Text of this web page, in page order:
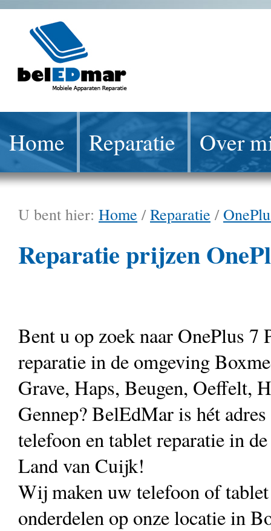
Home Reparatie Over
U bent hier: Home /Reparatie /
Reparatie prijzen
Bent u op zoek naar OnePlus 7
reparatie in de omgeving
Grave, Haps, Beugen, Oeffelt,
Gennep? BelEdMar is hét
telefoon en tablet reparatie in
Land van Cuijk!
Wij maken uw telefoon of
onderdelen op onze locatie in